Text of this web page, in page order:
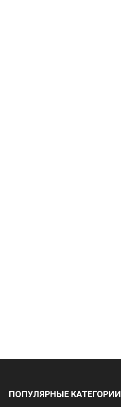
ПОПУЛЯРНЫЕ КАТЕГОРИИ